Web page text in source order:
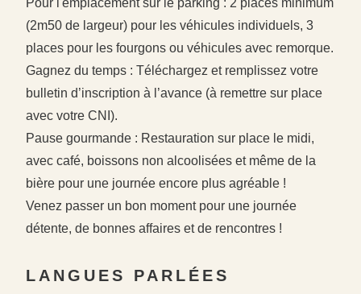
Pour l'emplacement sur le parking : 2 places minimum
(2m50 de largeur) pour les véhicules individuels, 3
places pour les fourgons ou véhicules avec remorque.
Gagnez du temps : Téléchargez et remplissez votre
bulletin d’inscription à l’avance (à remettre sur place
avec votre CNI).
Pause gourmande : Restauration sur place le midi,
avec café, boissons non alcoolisées et même de la
bière pour une journée encore plus agréable !
Venez passer un bon moment pour une journée
détente, de bonnes affaires et de rencontres !
LANGUES PARLÉES
#
#
#